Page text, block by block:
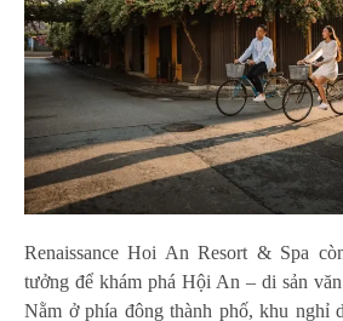
Renaissance Hoi An Resort & Spa
tưởng để khám phá Hội An – di sản
Nằm ở phía đông thành phố, khu nghỉ